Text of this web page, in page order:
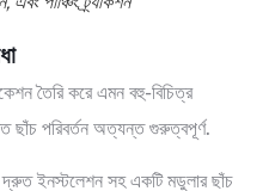
তৈরি করে এমন বহু-বিচিত্র
ছাঁচ পরিবর্তন অত্যন্ত গুরুত্বপূর্ণ.
ইনস্টলেশন সহ একটি মডুলার ছাঁচ